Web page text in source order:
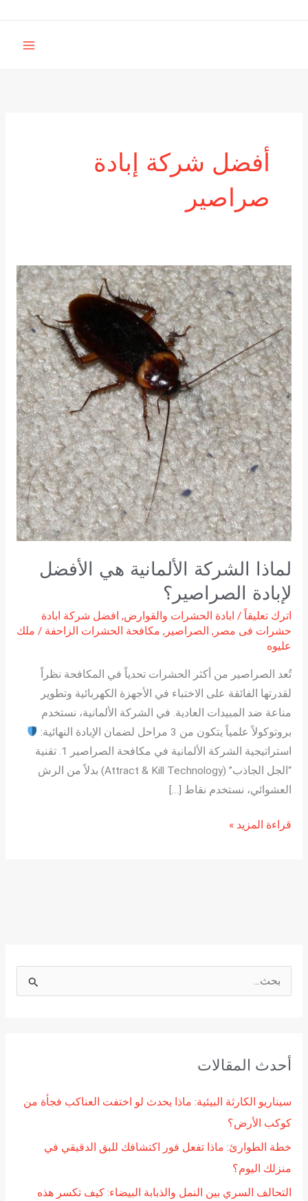
أفضل شركة إبادة
صراصير
لماذا الشركة الألمانية هي الأفضل
لإبادة الصراصير؟
اترك تعليقاً / ابادة الحشرات والقوارض, افضل شركة ابادة
حشرات فى مصر , الصراصير , مكافحة الحشرات الزاحفة / ملك
عليوه
تُعد الصراصير من أكثر الحشرات تحدياً في المكافحة نظراً
لقدرتها الفائقة على الاختباء في الأجهزة الكهربائية وتطوير
مناعة ضد المبيدات العادية. في الشركة الألمانية، نستخدم
بروتوكولاً علمياً يتكون من 3 مراحل لضمان الإبادة النهائية:
استراتيجية الشركة الألمانية في مكافحة الصراصير 1. تقنية
“الجل الجاذب” (Attract & Kill Technology) بدلاً من الرش
العشوائي، نستخدم نقاط […]
لماذا
الشركة
الألمانية
هي
الأفضل
لإبادة
الصراصير؟
قراءة المزيد »
ث
أحدث المقالات
سيناريو الكارثة البيئية: ماذا يحدث لو اختفت العناكب فجأة من
كوكب الأرض؟
خطة الطوارئ: ماذا تفعل فور اكتشافك للبق الدقيقي في
منزلك اليوم؟
التحالف السري بين النمل والذبابة البيضاء: كيف تكسر هذه